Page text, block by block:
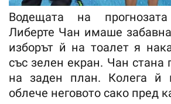
Водещата на
Либерте Чан имаше
изборът й на тоалет я
със зелен екран. Чан стана
на заден план. Колега й
облече неговото сако пред